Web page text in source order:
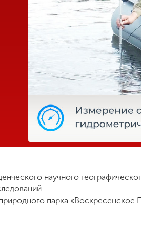
научного
парка «Воскресенское